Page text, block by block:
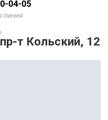
04-05
линия
т Кольский, 12